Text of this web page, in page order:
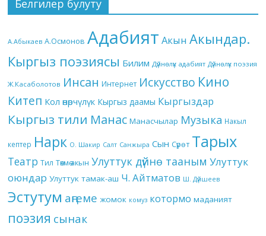
Белгилер булуту
А.Абыкаев А.Осмонов Адабият Акын Акындар.
Кыргыз поэзиясы Билим Дүйнөлүк адабият Дүйнөлүк поэзия
Ж.Касаболотов Инсан Интернет Искусство Кино
Китеп Кол өнөрчүлүк Кыргыз даамы Кыргыздар
Кыргыз тили Манас Манасчылар Музыка Накыл
кептер Нарк О. Шакир Салт Санжыра Сын Сүрөт Тарых
Театр Тил Төкмө акын Улуттук дүйнө тааным Улуттук
оюндар Улуттук тамак-аш Ч. Айтматов Ш. Дүйшеев
Эстутум аңгеме жомок комуз котормо маданият
поэзия сынак